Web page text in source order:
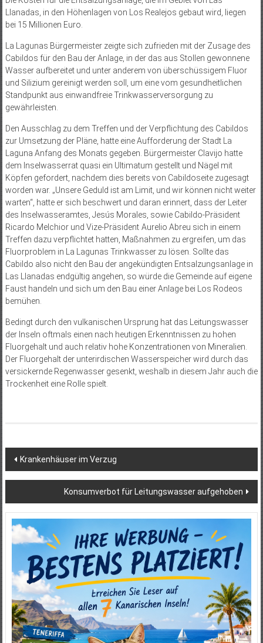
Llanadas, in den Höhenlagen von Los Realejos gebaut wird, liegen
bei 15 Millionen Euro.
La Lagunas Bürgermeister zeigte sich zufrieden mit der Zusage des
Cabildos für den Bau der Anlage, in der das aus Stollen gewonnene
Wasser aufbereitet und unter anderem von überschüssigem Fluor
und Silizium gereinigt werden soll, um eine vom gesundheitlichen
Standpunkt aus einwandfreie Trinkwasserversorgung zu
gewährleisten.
Den Ausschlag zu dem Treffen und der Verpflichtung des Cabildos
zur Umsetzung der Pläne, hatte eine Aufforderung der Stadt La
Laguna Anfang des Monats gegeben. Bürgermeister Clavijo hatte
dem Inselwasserrat quasi ein Ultimatum gestellt und Nägel mit
Köpfen gefordert, nachdem dies bereits von Cabildoseite zugesagt
worden war. „Unsere Geduld ist am Limit, und wir können nicht weiter
warten“, hatte er sich beschwert und daran erinnert, dass der Leiter
des Inselwasseramtes, Jesús Morales, sowie Cabildo-Präsident
Ricardo Melchior und Vize-Präsident Aurelio Abreu sich in einem
Treffen dazu verpflichtet hatten, Maßnahmen zu ergreifen, um das
Fluorproblem in La Lagunas Trinkwasser zu lösen. Sollte das
Cabildo also nicht den Bau der angekündigten Entsalzungsanlage in
Las Llanadas endgültig angehen, so würde die Gemeinde auf eigene
Faust handeln und sich um den Bau einer Anlage bei Los Rodeos
bemühen.
Bedingt durch den vulkanischen Ursprung hat das Leitungswasser
der Inseln oftmals einen nach heutigen Erkenntnissen zu hohen
Fluorgehalt und auch relativ hohe Konzentrationen von Mineralien.
Der Fluorgehalt der unterirdischen Wasserspeicher wird durch das
versickernde Regenwasser gesenkt, weshalb in diesem Jahr auch die
Trockenheit eine Rolle spielt.
Beitragsnavigation
Krankenhäuser im Verzug
Konsumverbot für Leitungswasser aufgehoben